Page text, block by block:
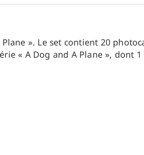
». Le set contient 20
« A Dog and A Plane », dont 1